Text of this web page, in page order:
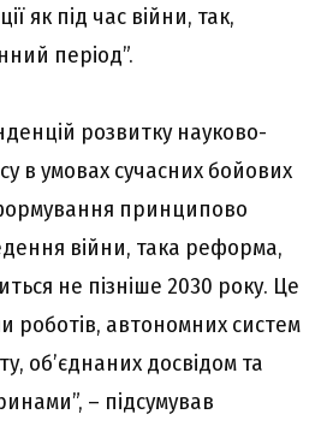
як під час війни, так,
період”.
розвитку науково-
в умовах сучасних бойових
принципово
війни, така реформа,
не пізніше 2030 року. Це
роботів, автономних систем
об’єднаних досвідом та
– підсумував